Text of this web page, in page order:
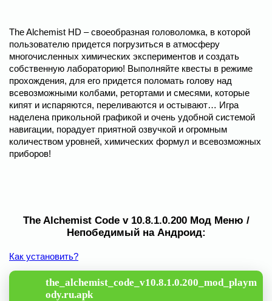
The Alchemist HD – своеобразная головоломка, в которой
пользователю придется погрузиться в атмосферу
многочисленных химических экспериментов и создать
собственную лабораторию! Выполняйте квесты в режиме
прохождения, для его придется поломать голову над
всевозможными колбами, ретортами и смесями, которые
кипят и испаряются, переливаются и остывают… Игра
наделена прикольной графикой и очень удобной системой
навигации, порадует приятной озвучкой и огромным
количеством уровней, химических формул и всевозможных
приборов!
The Alchemist Code v 10.8.1.0.200 Мод Меню /
Непобедимый на Андроид:
Как установить?
the_alchemist_code_v10.8.1.0.200_mod_playm
ody.ru.apk